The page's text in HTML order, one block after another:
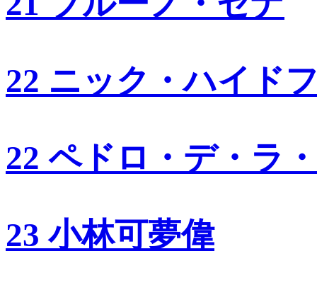
22 ニック・ハイド
22 ペドロ・デ・ラ
23 小林可夢偉